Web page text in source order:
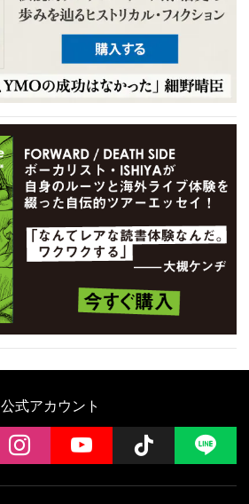
公式アカウント
instagramYouTube Follow